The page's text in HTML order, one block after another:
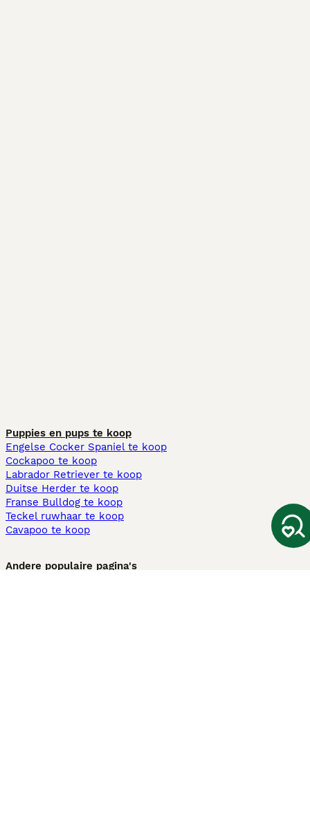
Puppies en pups te koop
Engelse Cocker Spaniel te koop
Cockapoo te koop
Labrador Retriever te koop
Duitse Herder te koop
Franse Bulldog te koop
Teckel ruwhaar te koop
Cavapoo te koop
Andere populaire pagina's